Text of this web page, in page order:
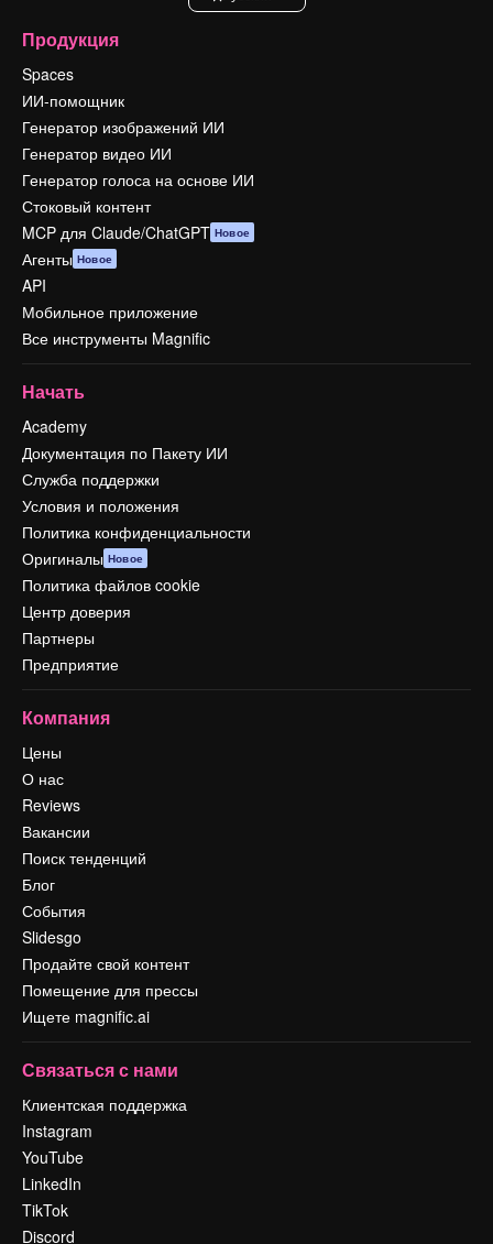
Продукция
Spaces
ИИ-помощник
Генератор изображений ИИ
Генератор видео ИИ
Генератор голоса на основе ИИ
Стоковый контент
MCP для Claude/ChatGPT Новое
Агенты Новое
API
Мобильное приложение
Все инструменты Magnific
Начать
Academy
Документация по Пакету ИИ
Служба поддержки
Условия и положения
Политика конфиденциальности
Оригиналы Новое
Политика файлов cookie
Центр доверия
Партнеры
Предприятие
Компания
Цены
О нас
Reviews
Вакансии
Поиск тенденций
Блог
События
Slidesgo
Продайте свой контент
Помещение для прессы
Ищете magnific.ai
Связаться с нами
Клиентская поддержка
Instagram
YouTube
LinkedIn
TikTok
Discord